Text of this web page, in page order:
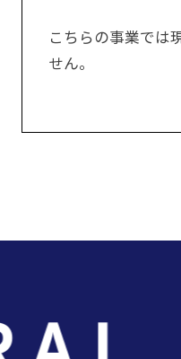
こちらの事業では
せん。